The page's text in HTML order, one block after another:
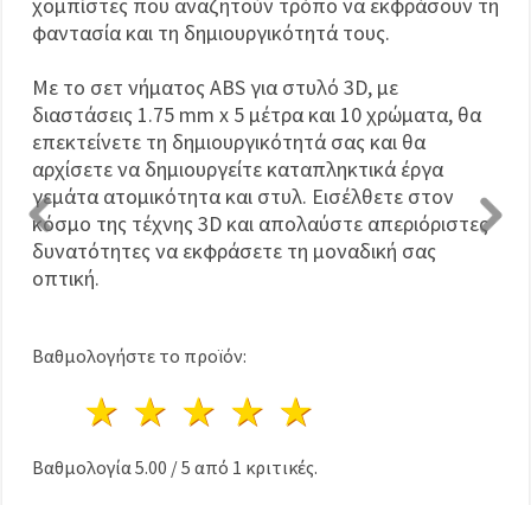
φαντασία και τη δημιουργικότητά τους.
Με το σετ νήματος ABS για στυλό 3D, με
διαστάσεις 1.75 mm x 5 μέτρα και 10 χρώματα, θα
επεκτείνετε τη δημιουργικότητά σας και θα
αρχίσετε να δημιουργείτε καταπληκτικά έργα
γεμάτα ατομικότητα και στυλ. Εισέλθετε στον
κόσμο της τέχνης 3D και απολαύστε απεριόριστες
δυνατότητες να εκφράσετε τη μοναδική σας
οπτική.
Βαθμολογήστε το προϊόν:
4 Αστέρια
3 Αστέρια
2 Αστέρια
1 Αστέρι
Βαθμολογία 5.00 /5 από 1 κριτικές.